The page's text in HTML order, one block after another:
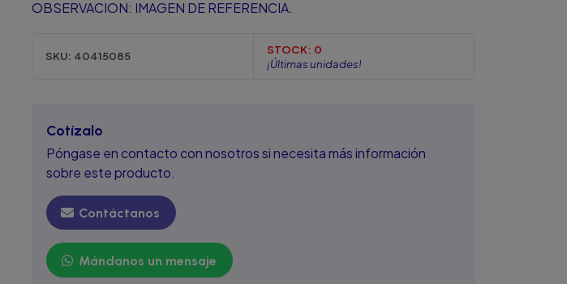
OBSERVACION: IMAGEN DE REFERENCIA.
SKU: 40415085 STOCK: 0
¡Últimas unidades!
Cotízalo
Póngase en contacto con nosotros si necesita más información
sobre este producto.
Contáctanos
Mándanos un mensaje